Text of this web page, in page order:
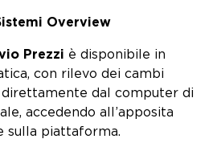
Overview
Prezzi è disponibile in
con rilevo dei cambi
dal computer di
accedendo all’apposita
sulla piattaforma.